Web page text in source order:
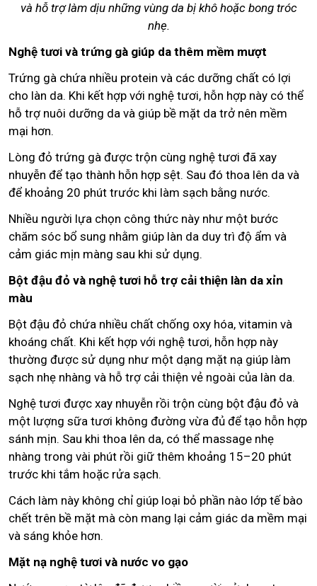
và hỗ trợ làm dịu những vùng da bị khô hoặc bong tróc
nhẹ.
Nghệ tươi và trứng gà giúp da thêm mềm mượt
Trứng gà chứa nhiều protein và các dưỡng chất có lợi
cho làn da. Khi kết hợp với nghệ tươi, hỗn hợp này có thể
hỗ trợ nuôi dưỡng da và giúp bề mặt da trở nên mềm
mại hơn.
Lòng đỏ trứng gà được trộn cùng nghệ tươi đã xay
nhuyễn để tạo thành hỗn hợp sệt. Sau đó thoa lên da và
để khoảng 20 phút trước khi làm sạch bằng nước.
Nhiều người lựa chọn công thức này như một bước
chăm sóc bổ sung nhằm giúp làn da duy trì độ ẩm và
cảm giác mịn màng sau khi sử dụng.
Bột đậu đỏ và nghệ tươi hỗ trợ cải thiện làn da xỉn
màu
Bột đậu đỏ chứa nhiều chất chống oxy hóa, vitamin và
khoáng chất. Khi kết hợp với nghệ tươi, hỗn hợp này
thường được sử dụng như một dạng mặt nạ giúp làm
sạch nhẹ nhàng và hỗ trợ cải thiện vẻ ngoài của làn da.
Nghệ tươi được xay nhuyễn rồi trộn cùng bột đậu đỏ và
một lượng sữa tươi không đường vừa đủ để tạo hỗn hợp
sánh mịn. Sau khi thoa lên da, có thể massage nhẹ
nhàng trong vài phút rồi giữ thêm khoảng 15–20 phút
trước khi tắm hoặc rửa sạch.
Cách làm này không chỉ giúp loại bỏ phần nào lớp tế bào
chết trên bề mặt mà còn mang lại cảm giác da mềm mại
và sáng khỏe hơn.
Mặt nạ nghệ tươi và nước vo gạo